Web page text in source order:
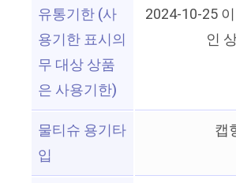
유통기한 (사
용기한 표시의
무 대상 상품
은 사용기한)
2024-10-25
인
물티슈 용기타
입
캡